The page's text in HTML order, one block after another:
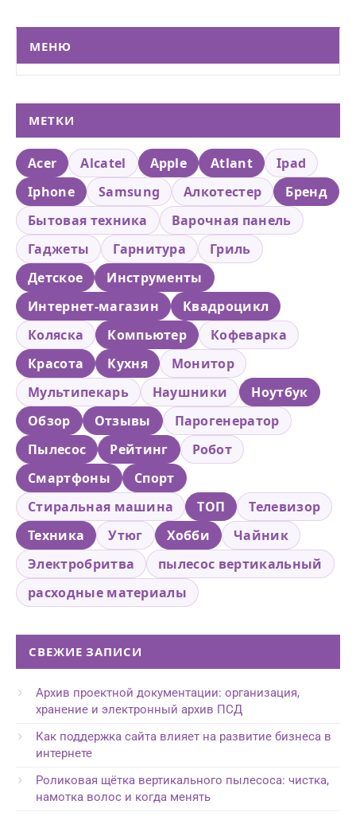
МЕНЮ
МЕТКИ
Acer Alcatel Apple Atlant
Ipad
Iphone
Samsung Алкотестер
Бренд
Бытовая техника
Варочная панель
Гаджеты
Гарнитура
Гриль
Детское
Инструменты
Интернет-магазин
Квадроцикл
Коляска
Компьютер
Кофеварка
Красота
Кухня
Монитор
Мультипекарь
Наушники
Ноутбук
Обзор
Отзывы
Парогенератор
Пылесос
Рейтинг
Робот
Смартфоны
Спорт
Стиральная машина
ТОП
Телевизор
Техника
Утюг Хобби
Чайник
Электробритва
пылесос вертикальный
расходные материалы
СВЕЖИЕ ЗАПИСИ
Архив проектной документации: организация,
хранение и электронный архив ПСД
Как поддержка сайта влияет на развитие бизнеса в
интернете
Роликовая щётка вертикального пылесоса: чистка,
намотка волос и когда менять